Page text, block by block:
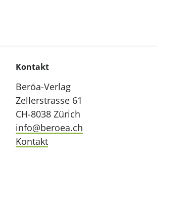
Kontakt
Beröa-Verlag
Zellerstrasse 61
CH-8038 Zürich
info@beroea.ch
Kontakt